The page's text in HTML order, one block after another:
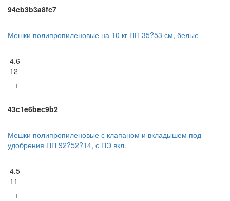
94cb3b3a8fc7
Мешки полипропиленовые на 10 кг ПП 35?53 см, белые
4.6
12
+
43c1e6bec9b2
Мешки полипропиленовые с клапаном и вкладышем под
удобрения ПП 92?52?14, с ПЭ вкл.
4.5
11
+